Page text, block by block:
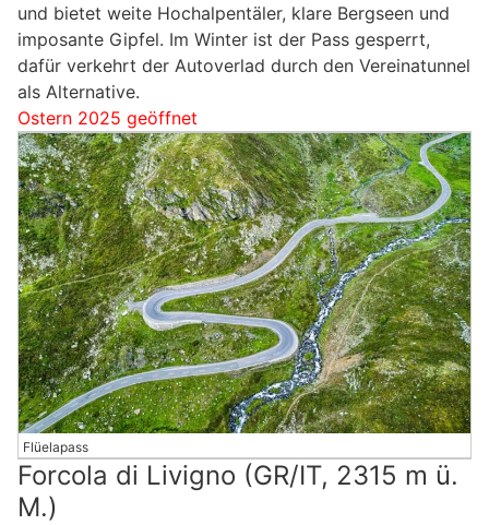
und bietet weite Hochalpentäler, klare Bergseen und
imposante Gipfel. Im Winter ist der Pass gesperrt,
dafür verkehrt der Autoverlad durch den Vereinatunnel
als Alternative.
Ostern 2025 geöffnet
Flüelapass
Forcola di Livigno (GR/IT, 2315 m ü.
M.)